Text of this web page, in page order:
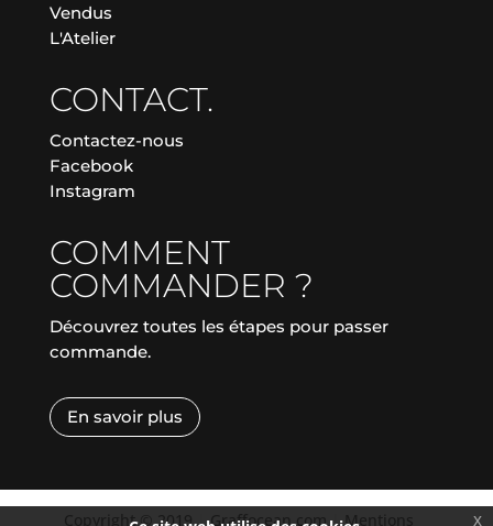
Vendus
L'Atelier
CONTACT.
Contactez-nous
Facebook
Instagram
COMMENT
COMMANDER ?
Découvrez toutes les étapes pour passer
commande.
En savoir plus
Copyright © 2019| Graffocean.com | Mentions x